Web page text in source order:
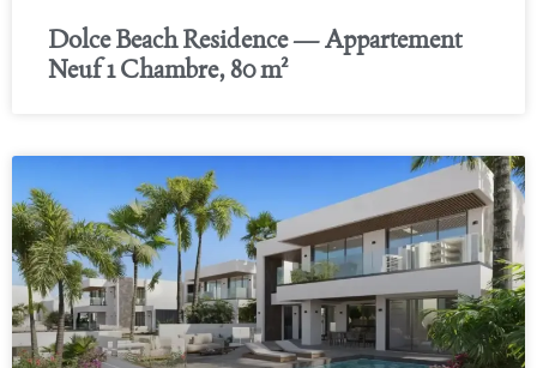
Dolce Beach Residence — Appartement
Neuf 1 Chambre, 80 m²